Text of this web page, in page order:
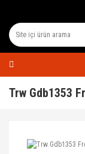
Trw Gdb1353